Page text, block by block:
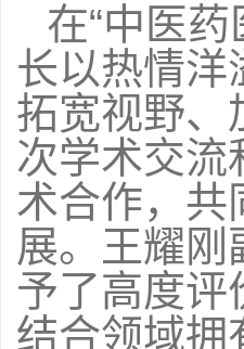
在“中医
长以热情洋
拓宽视野、
次学术交流
术合作，共
展。王耀刚
予了高度评
结合领域拥